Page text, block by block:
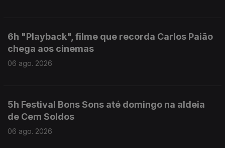
6h "Playback", filme que recorda Carlos Paião
chega aos cinemas
06 ago. 2026
5h Festival Bons Sons até domingo na aldeia
de Cem Soldos
06 ago. 2026